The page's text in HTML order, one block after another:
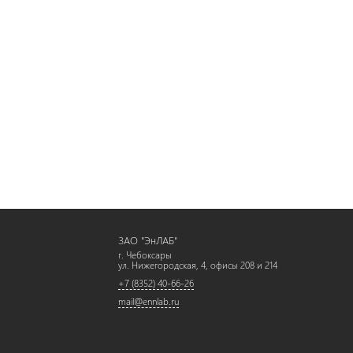
ЗАО "ЭнЛАБ"
г. Чебоксары
ул. Нижегородская, 4, офисы 208 и 214
+7 (8352) 40-66-26
mail@ennlab.ru